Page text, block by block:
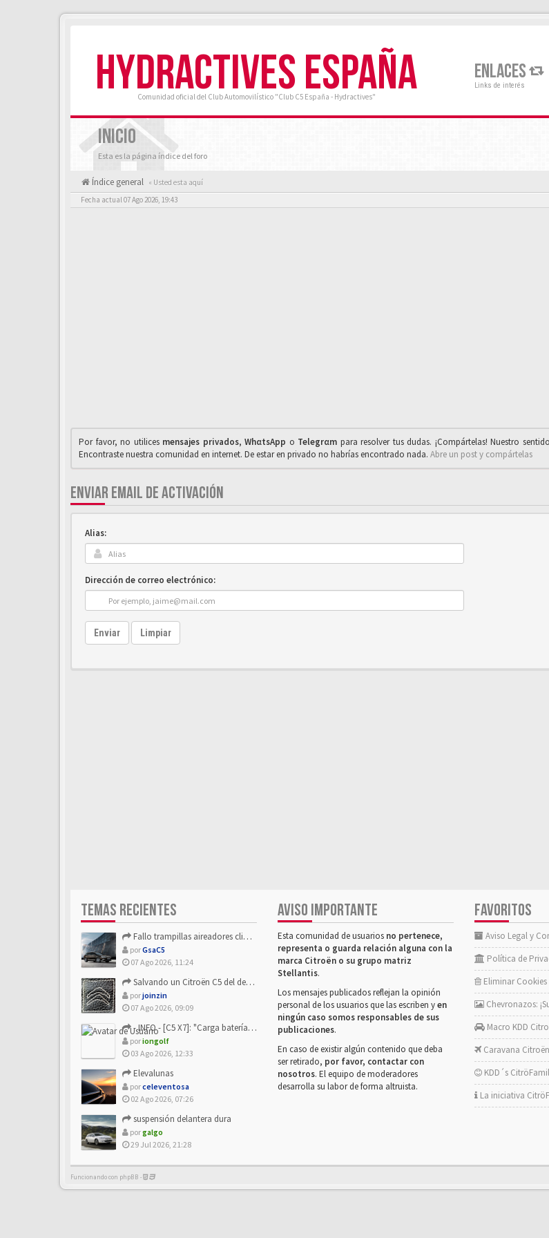
HYDRACTIVES ESPAÑA
Comunidad oficial del Club Automovilístico "Club C5 España - Hydractives"
ENLACES
Links de interés
INICIO
Esta es la página índice del foro
Índice general « Usted esta aquí
Fecha actual 07 Ago 2026, 19:43
Por favor, no utilices mensajes privados,WhαtsApp o Telegrαm para resolver tus dudas. ¡Compártelas! Nuestro
Encontraste nuestra comunidad en internet. De estar en privado no habrías encontrado nada. Abre un post y compártelas
ENVIAR EMAIL DE ACTIVACIÓN
Alias:
Dirección de correo electrónico:
Enviar Limpiar
TEMAS RECIENTES
Fallo trampillas aireadores climatizador
porGsaC5
07 Ago 2026, 11:24
Salvando un Citroën C5 del desguace: Presentación y seguimiento
porjoinzin
07 Ago 2026, 09:09
- INFO - [C5 X7]: "Carga batería o alimentación eléctri...
poriongolf
03 Ago 2026, 12:33
Elevalunas
porceleventosa
02 Ago 2026, 07:26
suspensión delantera dura
porgalgo
29 Jul 2026, 21:28
AVISO IMPORTANTE
Esta comunidad de usuarios no pertenece,
representa o guarda relación alguna con la
marca Citroën o su grupo matriz
Stellantis.
Los mensajes publicados reflejan la opinión
personal de los usuarios que las escriben yen
ningún caso somos responsables de sus
publicaciones.
En caso de existir algún contenido que deba
ser retirado, por favor, contactar con
nosotros. El equipo de moderadores
desarrolla su labor de forma altruista.
FAVORITOS
Aviso Legal y
Política de
Eliminar Cookies
Chevronazos:
Macro KDD
Caravana
KDD´s
La iniciativa
Funcionando con phpBB -